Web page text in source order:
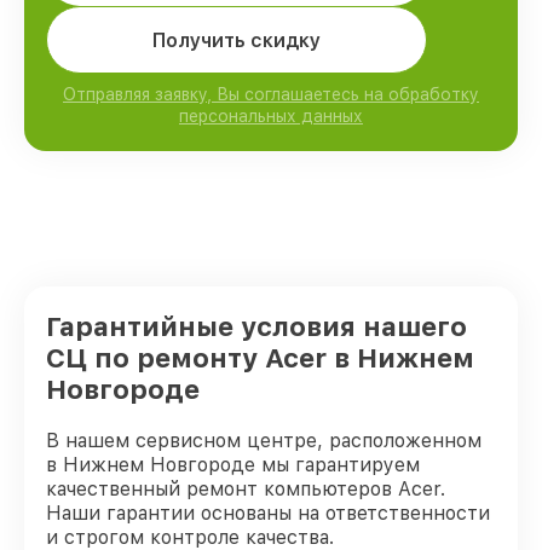
Получить скидку
Отправляя заявку, Вы соглашаетесь на обработку
персональных данных
Гарантийные условия нашего
СЦ по ремонту Acer в Нижнем
Новгороде
В нашем сервисном центре, расположенном
в Нижнем Новгороде мы гарантируем
качественный ремонт компьютеров Acer.
Наши гарантии основаны на ответственности
и строгом контроле качества.